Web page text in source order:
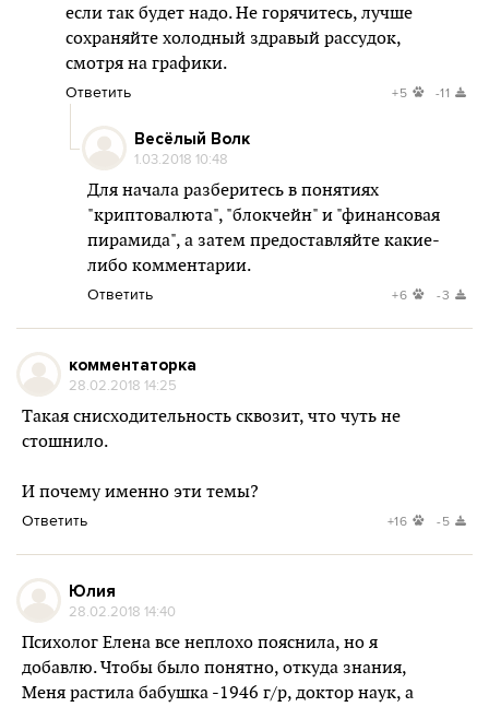
если так будет надо. Не горячитесь, лучше
сохраняйте холодный здравый рассудок,
смотря на графики.
Ответить +5 -11
Весёлый Волк
1.03.2018 10:48
Для начала разберитесь в понятиях
"криптовалюта", "блокчейн" и "финансовая
пирамида", а затем предоставляйте какие-
либо комментарии.
Ответить +6 -3
комментаторка
28.02.2018 14:25
Такая снисходительность сквозит, что чуть не
стошнило.
И почему именно эти темы?
Ответить +16 -5
Юлия
28.02.2018 14:40
Психолог Елена все неплохо пояснила, но я
добавлю. Чтобы было понятно, откуда знания,
Меня растила бабушка -1946 г/р, доктор наук, а